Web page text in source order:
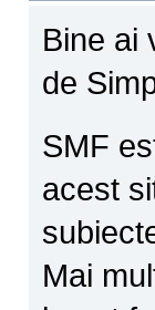
Bine ai
de
SMF
acest
Mai